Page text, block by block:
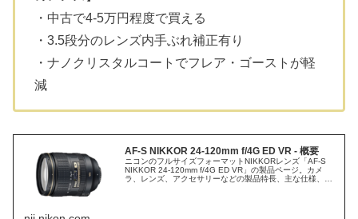
・中古で4-5万円程度で買える
・3.5段分のレンズ内手ぶれ補正有り
・ナノクリスタルコートでフレア・ゴーストが軽
減
AF-S NIKKOR 24-120mm f/4G ED VR - 概要
ニコンのフルサイズフォーマットNIKKORレンズ「AF-S
NIKKOR 24-120mm f/4G ED VR」の製品ページ。カメ
ラ、レンズ、アクセサリーなどの製品特長、主な仕様、撮